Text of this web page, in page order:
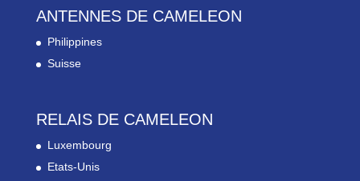
ANTENNES DE CAMELEON
Philippines
Suisse
RELAIS DE CAMELEON
Luxembourg
Etats-Unis